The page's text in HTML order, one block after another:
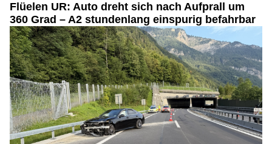
Flüelen UR: Auto dreht sich nach Aufprall um
360 Grad – A2 stundenlang einspurig befahrbar